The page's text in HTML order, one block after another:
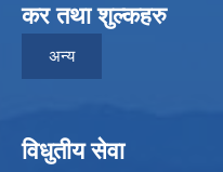
कर तथा शुल्कहरु
अन्य
विधुतीय सेवा